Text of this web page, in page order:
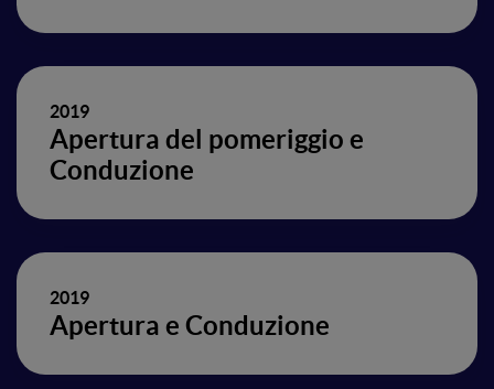
2019
Apertura del pomeriggio e
Conduzione
2019
Apertura e Conduzione